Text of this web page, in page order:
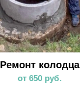
Ремонт колодца
от 650 руб.